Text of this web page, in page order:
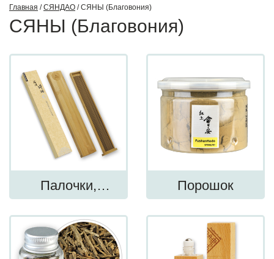
Главная / СЯНДАО / СЯНЫ (Благовония)
СЯНЫ (Благовония)
Палочки,
спирали, конусы
Порошок